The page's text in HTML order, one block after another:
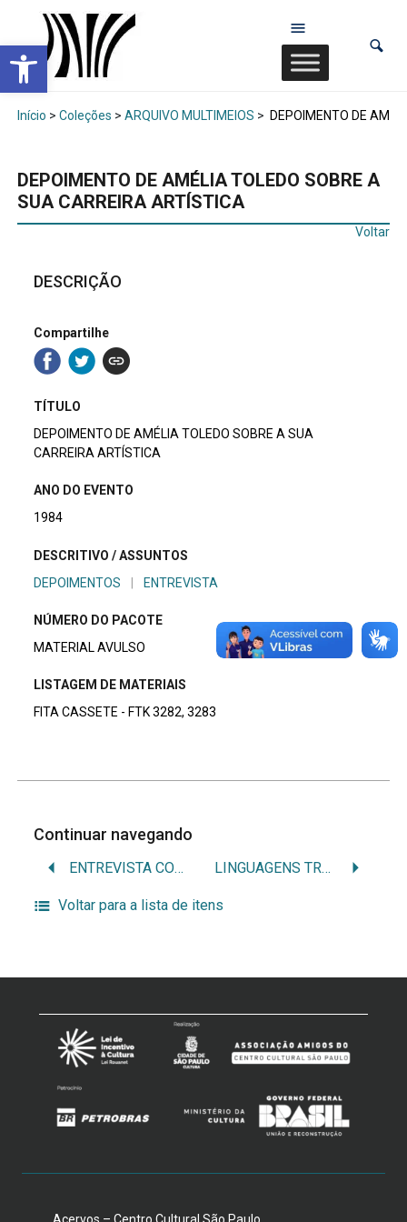
Abrir a barra de ferramentas
Início > Coleções > ARQUIVO MULTIMEIOS > DEPOIMENTO DE
DEPOIMENTO DE AMÉLIA TOLEDO SOBRE A
SUA CARREIRA ARTÍSTICA
Voltar
DESCRIÇÃO
Compartilhe
TÍTULO
DEPOIMENTO DE AMÉLIA TOLEDO SOBRE A SUA
CARREIRA ARTÍSTICA
ANO DO EVENTO
1984
DESCRITIVO / ASSUNTOS
DEPOIMENTOS
ENTREVISTA
NÚMERO DO PACOTE
MATERIAL AVULSO
LISTAGEM DE MATERIAIS
FITA CASSETE - FTK 3282, 3283
Continuar navegando
ENTREVISTA COM O ARTISTA PLÁSTICO MARCELO GRASSMANN LINGUAGENS TRANSGRESSORAS: 1.000 OBRAS ANÔNIMAS
Voltar para a lista de itens
Acervos – Centro Cultural São Paulo